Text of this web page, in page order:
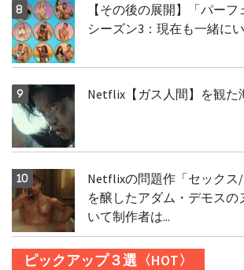
【その後の展開】「パーフ
シーズン3：現在も一緒に
Netflix【ガス人間】を観た
Netflixの問題作「セックス
を醸したアダム・デモスの
いて制作者は...
ピックアップ３選〈HOT〉